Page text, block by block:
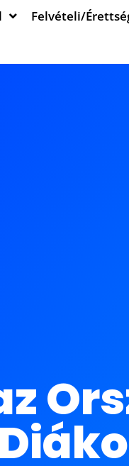
Felvételi/